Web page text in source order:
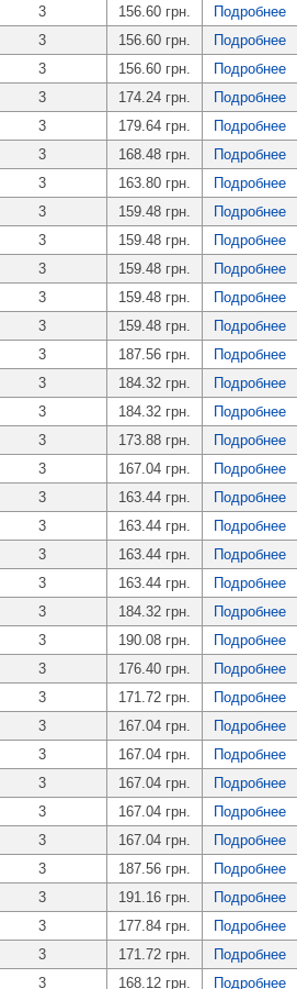
3 156.60 грн.
Подробнее
3 156.60 грн.
Подробнее
3 156.60 грн.
Подробнее
3 174.24 грн.
Подробнее
3 179.64 грн.
Подробнее
3 168.48 грн.
Подробнее
3 163.80 грн.
Подробнее
3 159.48 грн.
Подробнее
3 159.48 грн.
Подробнее
3 159.48 грн.
Подробнее
3 159.48 грн.
Подробнее
3 159.48 грн.
Подробнее
3 187.56 грн.
Подробнее
3 184.32 грн.
Подробнее
3 184.32 грн.
Подробнее
3 173.88 грн.
Подробнее
3 167.04 грн.
Подробнее
3 163.44 грн.
Подробнее
3 163.44 грн.
Подробнее
3 163.44 грн.
Подробнее
3 163.44 грн.
Подробнее
3 184.32 грн.
Подробнее
3 190.08 грн.
Подробнее
3 176.40 грн.
Подробнее
3 171.72 грн.
Подробнее
3 167.04 грн.
Подробнее
3 167.04 грн.
Подробнее
3 167.04 грн.
Подробнее
3 167.04 грн.
Подробнее
3 167.04 грн.
Подробнее
3 187.56 грн.
Подробнее
3 191.16 грн.
Подробнее
3 177.84 грн.
Подробнее
3 171.72 грн.
Подробнее
3 168.12 грн.
Подробнее